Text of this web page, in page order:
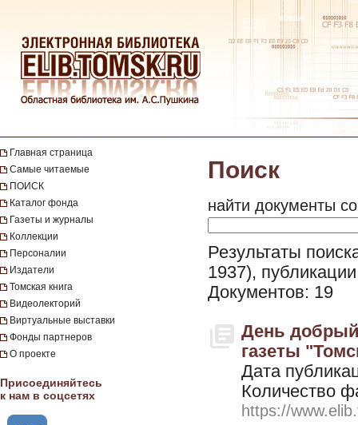
Главная страница
Самые читаемые
ПОИСК
Каталог фонда
Газеты и журналы
Коллекции
Персоналии
Издатели
Томская книга
Видеолекторий
Виртуальные выставки
Фонды партнеров
О проекте
Присоединяйтесь
к нам в соцсетях
Поиск
найти документы
Результаты
1937),
Документов: 19
День
газеты
Дата
Количество
https://